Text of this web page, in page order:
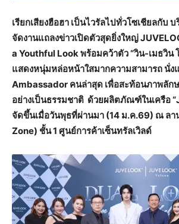
เรียกเสียงฮือฮา เป็นไวรัลไปทั่วโซเชียลกับ
จัดงานแถลงข่าวเปิดตัวสุดยิ่งใหญ่
a Youthful Look พร้อมคว้าตัว “วิน-เมธวิน
แสดงหนุ่มหล่อหน้าใสมากความสามารถ นั่ง
Ambassador คนล่าสุด เพื่อสะท้อนภาพลั
อย่างเป็นธรรมชาติ ด้วยผลิตภัณฑ์ในเครือ
จัดขึ้นเมื่อวันพุธที่ผ่านมา (14 ม.ค.69) ณ ลา
Zone) ชั้น 1 ศูนย์การค้าเซ็นทรัลเวิลด์